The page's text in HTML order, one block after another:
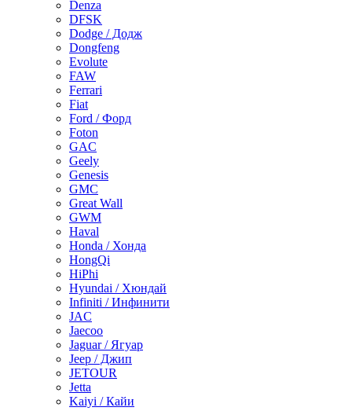
Denza
DFSK
Dodge / Додж
Dongfeng
Evolute
FAW
Ferrari
Fiat
Ford / Форд
Foton
GAC
Geely
Genesis
GMC
Great Wall
GWM
Haval
Honda / Хонда
HongQi
HiPhi
Hyundai / Хюндай
Infiniti / Инфинити
JAC
Jaecoo
Jaguar / Ягуар
Jeep / Джип
JETOUR
Jetta
Kaiyi / Кайи